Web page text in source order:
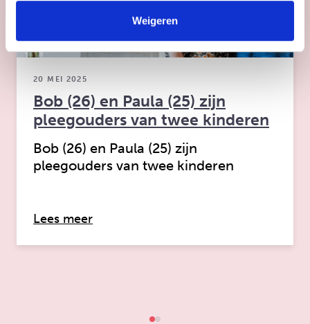
Weigeren
Bob (26) en Paula (25) zijn
pleegouders van twee kinderen
20 MEI 2025
Bob (26) en Paula (25) zijn
pleegouders van twee kinderen
Lees meerover: Bob (26) en Paula (25) zijn